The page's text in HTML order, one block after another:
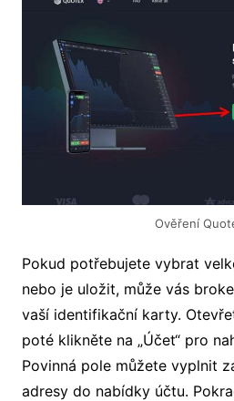
Ověření
Pokud potřebujete vybrat
nebo je uložit, může vás
vaší identifikační karty.
poté klikněte na „Účet“ pro
Povinná pole můžete vyplnit
adresy do nabídky účtu.